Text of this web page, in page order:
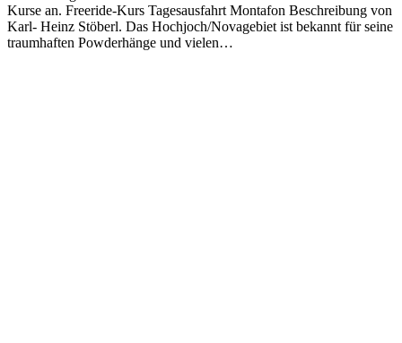
Kurse an. Freeride-Kurs Tagesausfahrt Montafon Beschreibung von
Karl- Heinz Stöberl. Das Hochjoch/Novagebiet ist bekannt für seine
traumhaften Powderhänge und vielen…